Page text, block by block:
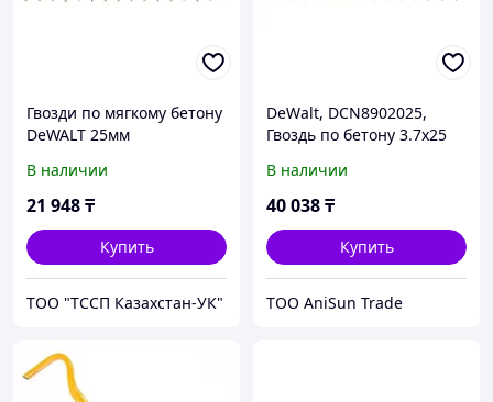
Гвозди по мягкому бетону
DeWALT 25мм
В наличии
21 948₸
Купить
ТОО "ТССП Казахстан-УК"
DeWalt, DCN8902025,
Гвоздь по бетону 3.7х25
В наличии
40 038₸
Купить
ТОО AniSun Trade